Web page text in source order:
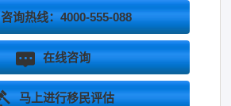
咨询热线：4000-555-088
在线咨询
马上进行移民评估